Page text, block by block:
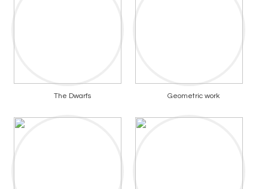
The Dwarfs Geometric work